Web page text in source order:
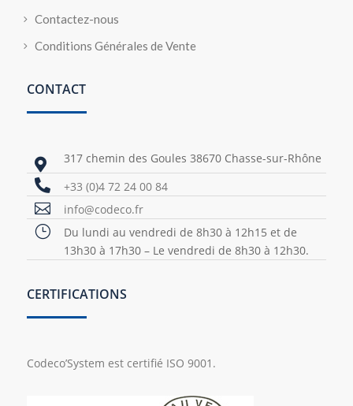
Contactez-nous
Conditions Générales de Vente
CONTACT
 317 chemin des Goules 38670 Chasse-sur-Rhône
 +33 (0)4 72 24 00 84
 info@codeco.fr
}
Du lundi au vendredi de 8h30 à 12h15 et de
13h30 à 17h30 – Le vendredi de 8h30 à 12h30.
CERTIFICATIONS
Codeco’System est certifié ISO 9001.